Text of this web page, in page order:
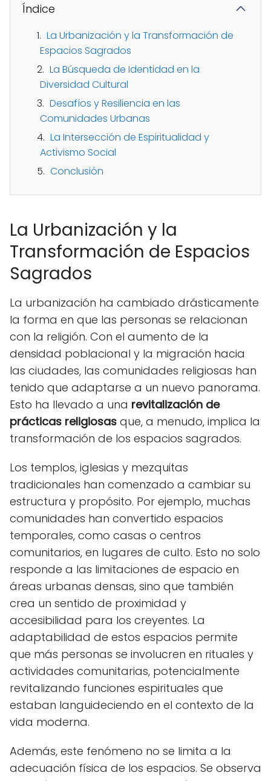
Índice
La Urbanización y la Transformación de
Espacios Sagrados
La Búsqueda de Identidad en la
Diversidad Cultural
Desafíos y Resiliencia en las
Comunidades Urbanas
La Intersección de Espiritualidad y
Activismo Social
Conclusión
La Urbanización y la
Transformación de Espacios
Sagrados
La urbanización ha cambiado drásticamente
la forma en que las personas se relacionan
con la religión. Con el aumento de la
densidad poblacional y la migración hacia
las ciudades, las comunidades religiosas han
tenido que adaptarse a un nuevo panorama.
Esto ha llevado a una revitalización de
prácticas religiosas que, a menudo, implica la
transformación de los espacios sagrados.
Los templos, iglesias y mezquitas
tradicionales han comenzado a cambiar su
estructura y propósito. Por ejemplo, muchas
comunidades han convertido espacios
temporales, como casas o centros
comunitarios, en lugares de culto. Esto no solo
responde a las limitaciones de espacio en
áreas urbanas densas, sino que también
crea un sentido de proximidad y
accesibilidad para los creyentes. La
adaptabilidad de estos espacios permite
que más personas se involucren en rituales y
actividades comunitarias, potencialmente
revitalizando funciones espirituales que
estaban languideciendo en el contexto de la
vida moderna.
Además, este fenómeno no se limita a la
adecuación física de los espacios. Se observa